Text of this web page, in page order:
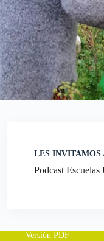
LES INVITAMOS
Podcast Escuelas
Versión PDF